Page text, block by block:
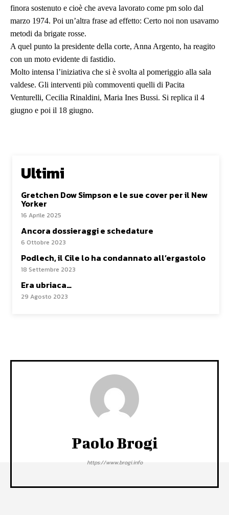
finora sostenuto e cioè che aveva lavorato come pm solo dal
marzo 1974. Poi un’altra frase ad effetto: Certo noi non usavamo
metodi da brigate rosse.
A quel punto la presidente della corte, Anna Argento, ha reagito
con un moto evidente di fastidio.
Molto intensa l’iniziativa che si è svolta al pomeriggio alla sala
valdese. Gli interventi più commoventi quelli di Pacita
Venturelli, Cecilia Rinaldini, Maria Ines Bussi. Si replica il 4
giugno e poi il 18 giugno.
Ultimi
Gretchen Dow Simpson e le sue cover per il New
Yorker
16 Aprile 2025
Ancora dossieraggi e schedature
6 Ottobre 2023
Podlech, il Cile lo ha condannato all’ergastolo
18 Settembre 2023
Era ubriaca…
29 Agosto 2023
Paolo Brogi
https://www.brogi.info